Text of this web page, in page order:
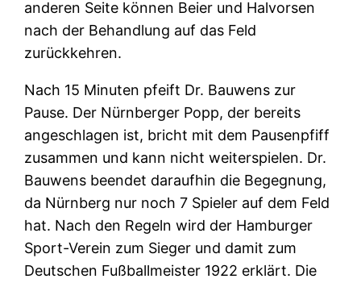
anderen Seite können Beier und Halvorsen
nach der Behandlung auf das Feld
zurückkehren.
Nach 15 Minuten pfeift Dr. Bauwens zur
Pause. Der Nürnberger Popp, der bereits
angeschlagen ist, bricht mit dem Pausenpfiff
zusammen und kann nicht weiterspielen. Dr.
Bauwens beendet daraufhin die Begegnung,
da Nürnberg nur noch 7 Spieler auf dem Feld
hat. Nach den Regeln wird der Hamburger
Sport-Verein zum Sieger und damit zum
Deutschen Fußballmeister 1922 erklärt. Die